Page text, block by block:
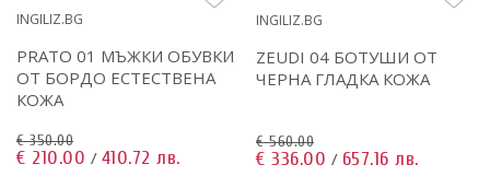
INGILIZ.BG
PRATO 01 МЪЖКИ ОБУВКИ
ОТ БОРДО ЕСТЕСТВЕНА
КОЖА
€ 350.00
€ 210.00 / 410.72 лв.
INGILIZ.BG
ZEUDI 04 БОТУШИ ОТ
ЧЕРНА ГЛАДКА КОЖА
€ 560.00
€ 336.00 / 657.16 лв.